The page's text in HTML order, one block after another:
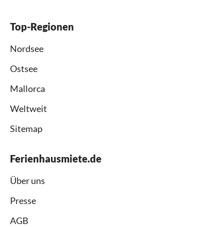
Top-Regionen
Nordsee
Ostsee
Mallorca
Weltweit
Sitemap
Ferienhausmiete.de
Über uns
Presse
AGB